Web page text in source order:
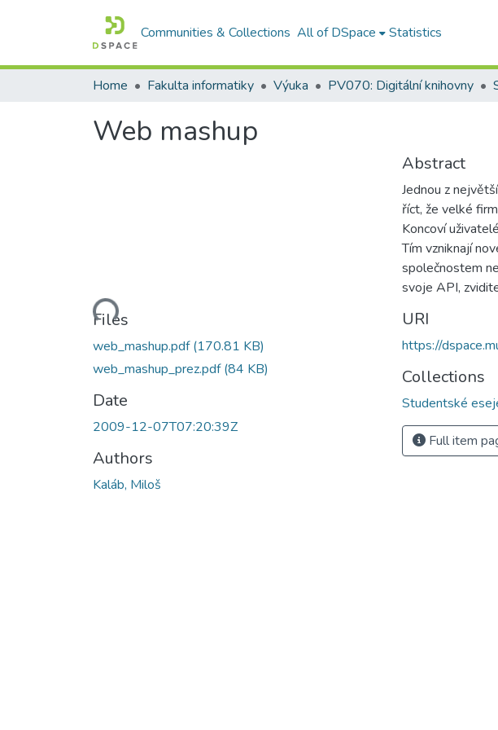
Communities & Collections All of DSpace Statistics
Home Fakulta informatiky Výuka PV070: Digitální knihovny
Web mashup
Loading...
Files
web_mashup.pdf(170.81 KB)
web_mashup_prez.pdf(84 KB)
Date
2009-12-07T07:20:39Z
Authors
Kaláb, Miloš
Abstract
Jednou z
říct, že velké
Koncoví
Tím vzniknají
společnostem
svoje API,
URI
https://
Collections
Studentské
Full item